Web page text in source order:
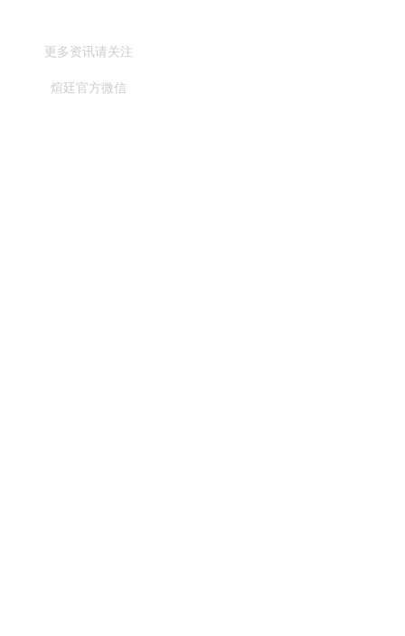
更多资讯请关注
煊廷官方微信